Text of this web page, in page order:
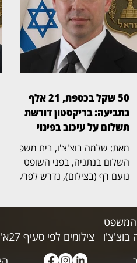
הבנק, ומה בדיוק התרחש בזמן
התקלה. לטענת התובע, ליאור
אשכנזי, בעל עסק בתחום
ההלבשה התחתונה, הוא נהג
להפקיד כספים באופן קבוע בסניף
נתקל שוב ושוב בתקלות
בהפקדות. לדבריו, גם במקרה
הנוכחי אירעה תקלה, ולאחר
50 שקל בכספת, 21 אלף
בתביעה: בריקסטון דורשת
תשלום על עיכוב בפינוי
מאת: שלמה בוצ'צ'ו, בית משפט
השלום בנתניה, בפני השופט
נועם רף (בצילום), נדרש לפרשה
שמספרה 705, שבה נמצא לבסוף
והתגלגלה לשני הליכים משפטיים
נפרדים. בריקסטון כספות פעלה
צילומים לפי סעיף 27א' לחוק זכויות היוצרים
המשפט
בוצ'צ'ו